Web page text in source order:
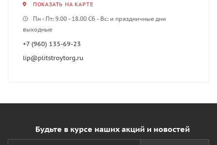
ПОКАЗАТЬ НА КАРТЕ
Пн - Пт: 9.00 - 18.00 Сб - Вс: и праздничные дни
выходные
+7 (960) 135-69-23
lip@plitstroytorg.ru
Будьте в курсе наших акций и новостей